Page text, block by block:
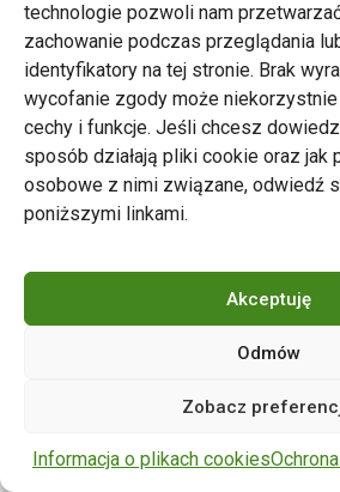
technologie pozwoli nam
zachowanie podczas przeglądania
identyfikatory na tej stronie. Brak
wycofanie zgody może niekorzystnie
cechy i funkcje. Jeśli chcesz
sposób działają pliki cookie oraz jak
osobowe z nimi związane, odwiedź
poniższymi linkami.
Akceptuję
Odmów
Zobacz
Informacja o plikach cookies
Zarząd Transportu Miejskiego w
Napisz do nas
tel. 61 646 33 44
ul. Matejki 59, 60-770 Poznań
zastrzeżone.